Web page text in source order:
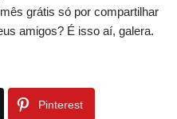
grátis só por compartilhar
amigos? É isso aí, galera.
Pinterest